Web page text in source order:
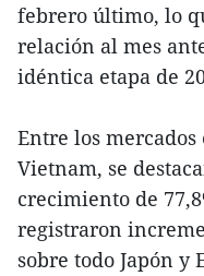
febrero último, lo
relación al mes
idéntica etapa de
Entre los
Vietnam, se
crecimiento de
registraron
sobre todo Japón y